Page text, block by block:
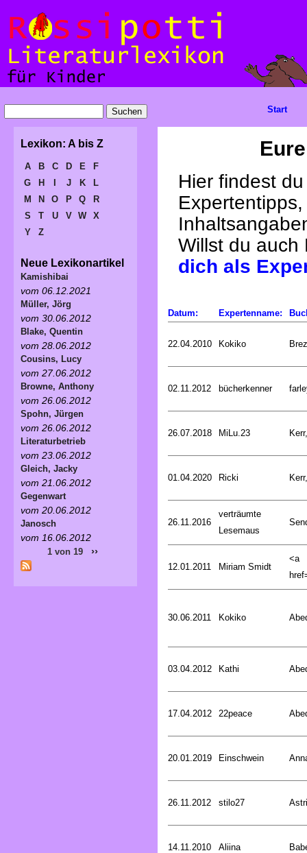
Hier findest
Willst du
dich als
Datum: Expertenname:
22.04.2010 Kokiko
02.11.2012 bücherkenner
26.07.2018 MiLu.23
01.04.2020 Ricki
26.11.2016
verträumte
Lesemaus
12.01.2011 Miriam Smidt
<a
30.06.2011 Kokiko
03.04.2012 Kathi
17.04.2012 22peace
20.01.2019 Einschwein
26.11.2012 stilo27
14.11.2010 Aliina
Start
Lexikon: A bis Z
A B C D E
F
G
H J K
L
M
N O P Q
R
S
T U V W
X
Y
Z
Neue Lexikonartikel
Kamishibai
vom 06.12.2021
Müller, Jörg
vom 30.06.2012
Blake, Quentin
vom 28.06.2012
Cousins, Lucy
vom 27.06.2012
Browne, Anthony
vom 26.06.2012
Spohn, Jürgen
vom 26.06.2012
Literaturbetrieb
vom 23.06.2012
Gleich, Jacky
vom 21.06.2012
Gegenwart
vom 20.06.2012
Janosch
vom 16.06.2012
1 von 19 ››